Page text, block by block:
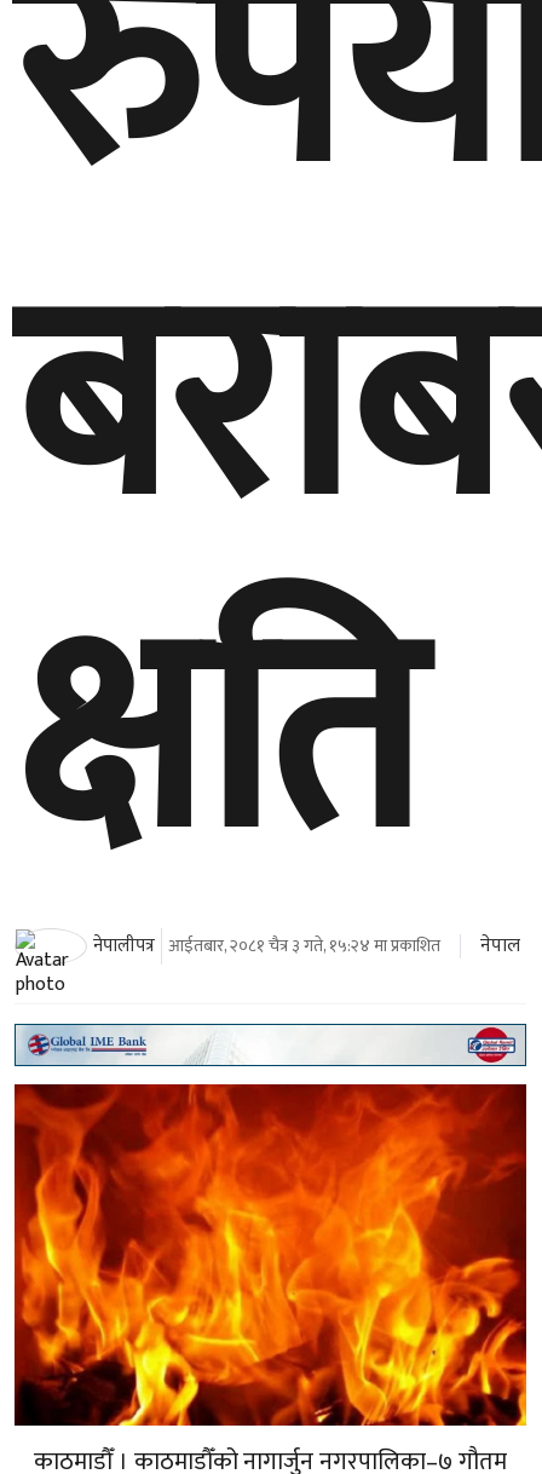
क्षति
नेपालीपत्र आईतबार, २०८१ चैत्र ३ गते, १५:२४ मा प्रकाशित नेपाल
काठमाडौँ । काठमाडौँको नागार्जुन नगरपालिका–७ गौतम